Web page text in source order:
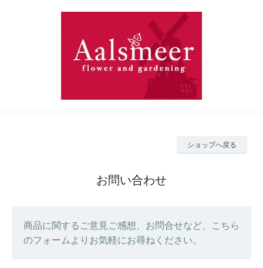
ショップへ戻る
お問い合わせ
商品に関するご意見ご感想、お問合せなど、こちら
のフォームよりお気軽にお尋ねください。